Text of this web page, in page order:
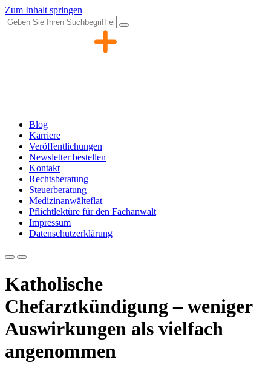
Zum Inhalt springen
Blog
Karriere
Veröffentlichungen
Newsletter bestellen
Kontakt
Rechtsberatung
Steuerberatung
Medizinanwälteflat
Pflichtlektüre für den Fachanwalt
Impressum
Datenschutzerklärung
Katholische
Chefarztkündigung – weniger
Auswirkungen als vielfach
angenommen